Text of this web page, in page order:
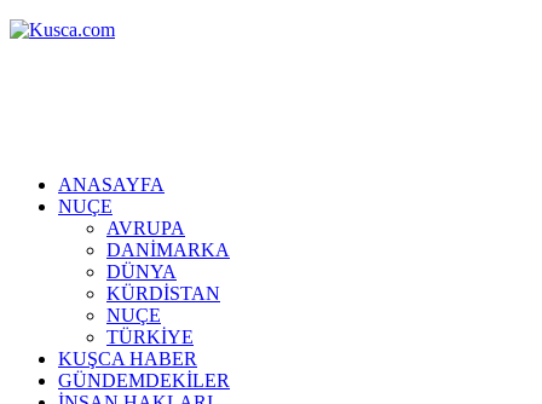
ANASAYFA
NUÇE
AVRUPA
DANİMARKA
DÜNYA
KÜRDİSTAN
NUÇE
TÜRKİYE
KUŞCA HABER
GÜNDEMDEKİLER